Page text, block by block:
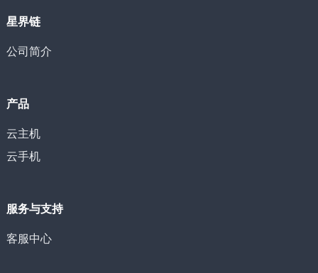
星界链
公司简介
产品
云主机
云手机
服务与支持
客服中心